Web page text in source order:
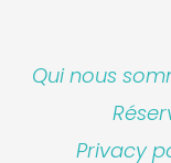
Qui nous
Privacy